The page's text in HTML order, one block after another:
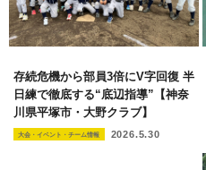
存続危機から部員3倍にV字回復 半
日練で徹底する“底辺指導”【神奈
川県平塚市・大野クラブ】
大会・イベント・チーム情報 2026.5.30